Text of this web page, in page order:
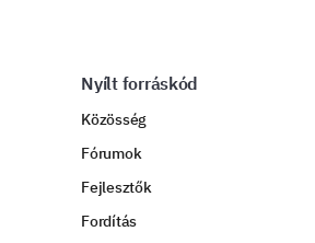
Nyílt forráskód
Közösség
Fórumok
Fejlesztők
Fordítás